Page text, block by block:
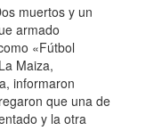
muertos y un
armado
«Fútbol
Maiza,
informaron
que una de
y la otra